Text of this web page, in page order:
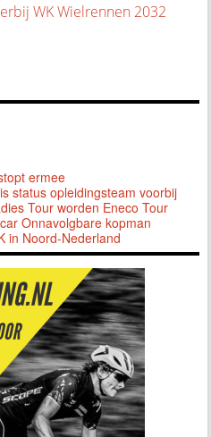
WK Wielrennen 2032
ermee
status opleidingsteam voorbij
Tour worden Eneco Tour
Onnavolgbare kopman
in Noord-Nederland